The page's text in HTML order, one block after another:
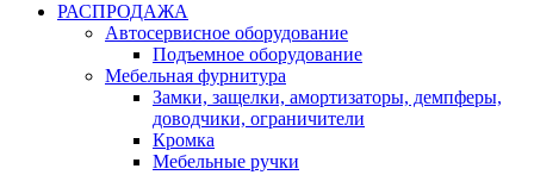
РАСПРОДАЖА
Автосервисное оборудование
Подъемное оборудование
Мебельная фурнитура
Замки, защелки, амортизаторы, демпферы,
доводчики, ограничители
Кромка
Мебельные ручки